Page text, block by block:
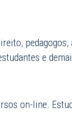
e
on-line.